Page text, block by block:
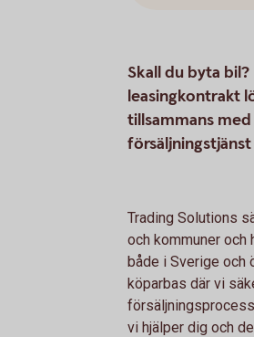
Skall du byta
leasingkontrakt
tillsammans
Trading Solutions
och kommuner och
både i Sverige och
köparbas där vi
vi hjälper dig och